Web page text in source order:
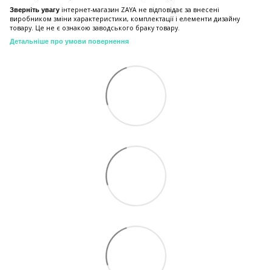
Зверніть увагу інтернет-магазин ZAYA не відповідає за внесені
виробником зміни характеристики, комплектації і елементи дизайну
товару. Це не є ознакою заводського браку товару.
Детальніше про умови повернення